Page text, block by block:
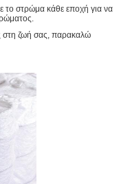
το στρώμα κάθε εποχή για να
στη ζωή σας, παρακαλώ